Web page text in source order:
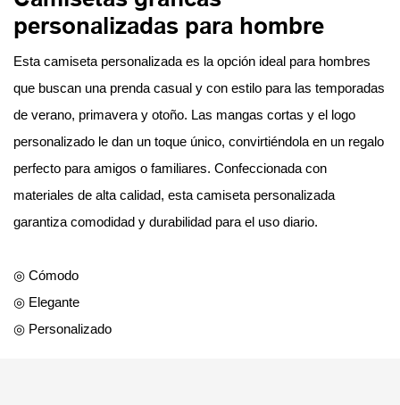
personalizadas para hombre
Esta camiseta personalizada es la opción ideal para hombres
que buscan una prenda casual y con estilo para las temporadas
de verano, primavera y otoño. Las mangas cortas y el logo
personalizado le dan un toque único, convirtiéndola en un regalo
perfecto para amigos o familiares. Confeccionada con
materiales de alta calidad, esta camiseta personalizada
garantiza comodidad y durabilidad para el uso diario.
◎ Cómodo
◎ Elegante
◎ Personalizado